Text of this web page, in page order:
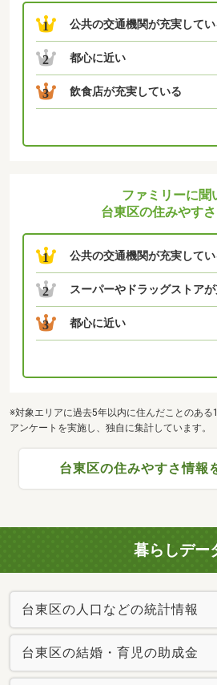
1 公共の交通機関が充実してい
2 都心に近い
3 飲食店が充実している
ファミリーに聞
台東区の住みやす
1 公共の交通機関が充実してい
2 スーパーやドラッグストア
3 都心に近い
※対象エリアに過去5年以内に住んだことのあ
アンケートを実施し、独自に集計しています。
台東区の住みやすさ情報
暮らしデー
台東区の人口などの統計情報
台東区の結婚・育児の助成金